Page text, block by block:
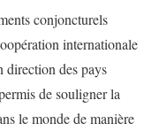
conjoncturels
internationale
direction des pays
de souligner la
le monde de manière